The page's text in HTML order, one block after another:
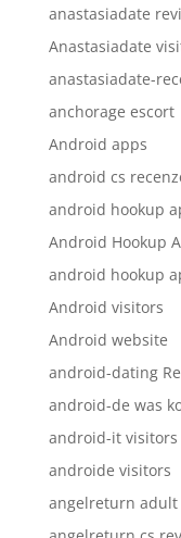
anastasiadate
Anastasiadate
anastasiadate-
anchorage escort
Android apps
android cs
android hookup
Android Hookup
android hookup
Android visitors
Android website
android-dating
android-de was
android-it visitors
androide visitors
angelreturn